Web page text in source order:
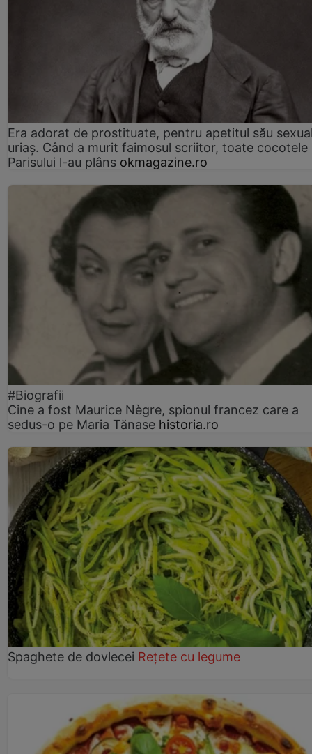
Era adorat de prostituate, pentru apetitul său
uriaș. Când a murit faimosul scriitor, toate cocotele
Parisului l-au plâns okmagazine.ro
#Biografii
Cine a fost Maurice Nègre, spionul francez care a
sedus-o pe Maria Tănase historia.ro
Spaghete de dovlecei Rețete cu legume